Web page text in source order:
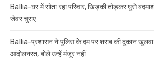
Ballia-घर में सोता रहा परिवार, खिड़की तोड़कर घुसे
जेवर चुराए
Ballia-प्रशासन ने पुलिस के दम पर शराब की दुकान खुलवा
आंदोलनरत, बोले उन्हें मंजूर नहीं